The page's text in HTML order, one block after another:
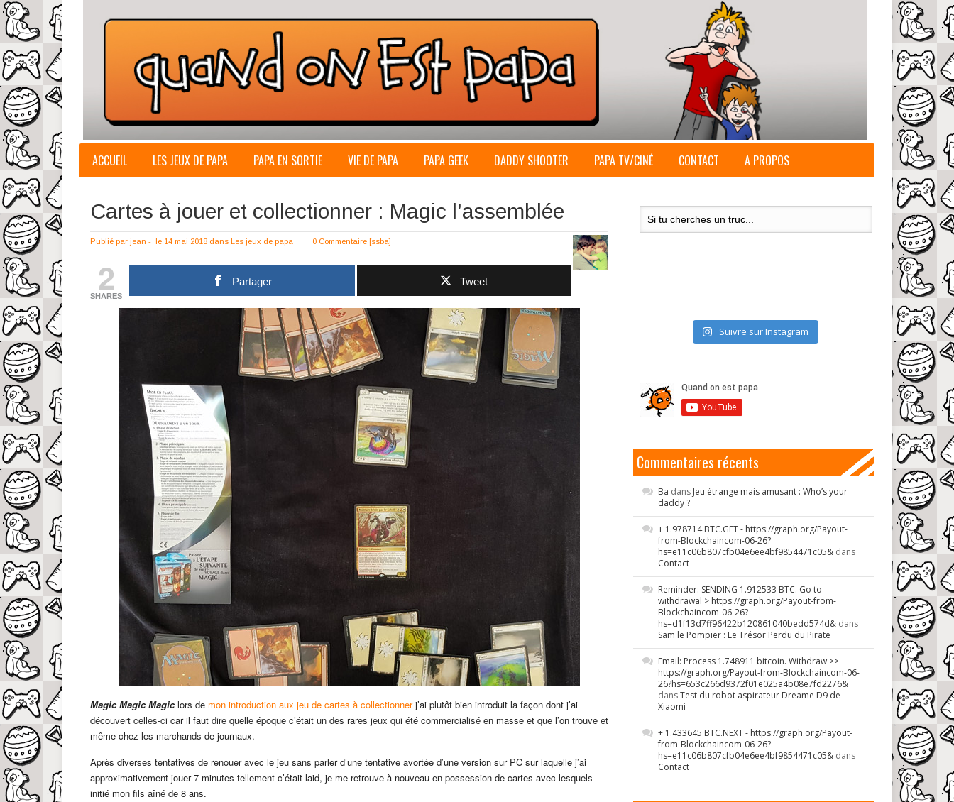
ACCUEIL LES JEUX DE PAPA PAPA EN SORTIE VIE DE PAPA PAPA GEEK DADDY SHOOTER PAPA TV/CINÉ CONTACT A PROPOS
Cartes à jouer et collectionner : Magic l’assemblée
Publié par jean - le 14 mai 2018 dans Les jeux de papa 0 Commentaire [ssba]
2
SHARES
Partager Tweet
Magic Magic Magic lors de mon introduction aux jeu de cartes à collectionnerj’ai plutôt bien introduit la façon dont j’ai
découvert celles-ci car il faut dire quelle époque c’était un des rares jeux qui été commercialisé en masse et que l’on trouve et
même chez les marchands de journaux.
Après diverses tentatives de renouer avec le jeu sans parler d’une tentative avortée d’une version sur PC sur laquelle j’ai
approximativement jouer 7 minutes tellement c’était laid, je me retrouve à nouveau en possession de cartes avec lesquels
initié mon fils aîné de 8 ans.
Suivre sur Instagram
Commentaires récents
Ba dans Jeu étrange mais amusant : Who’s your
daddy ?
+ 1.978714 BTC.GET - https://graph.org/Payout-
from-Blockchaincom-06-26?
hs=e11c06b807cfb04e6ee4bf9854471c05& dans
Contact
Reminder: SENDING 1.912533 BTC. Go to
withdrawal > https://graph.org/Payout-from-
Blockchaincom-06-26?
hs=d1f13d7ff96422b120861040bedd574d& dans
Sam le Pompier : Le Trésor Perdu du Pirate
Email: Process 1.748911 bitcoin. Withdraw >>
https://graph.org/Payout-from-Blockchaincom-06-
26?hs=653c266d9372f01e025a4b08e7fd2276&
dansTest du robot aspirateur Dreame D9 de
Xiaomi
+ 1.433645 BTC.NEXT - https://graph.org/Payout-
from-Blockchaincom-06-26?
hs=e11c06b807cfb04e6ee4bf9854471c05& dans
Contact